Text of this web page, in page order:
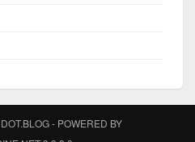
- POWERED BY